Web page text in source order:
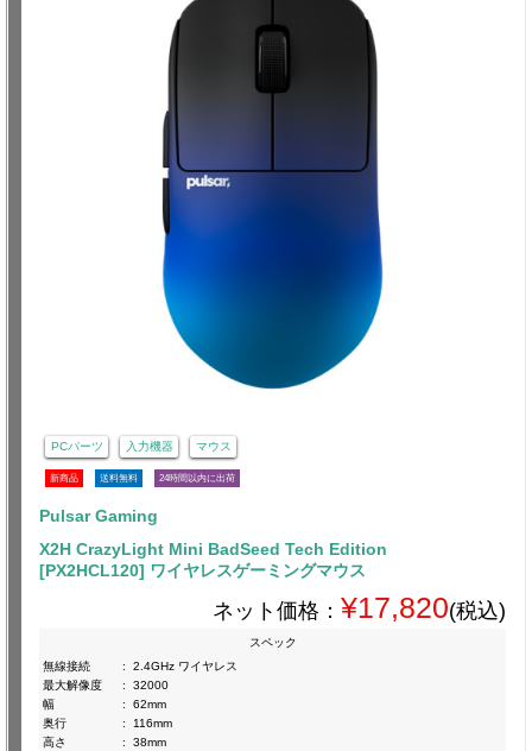
PCパーツ 入力機器 マウス
新商品 送料無料 24時間以内に出荷
Pulsar Gaming
X2H CrazyLight Mini BadSeed Tech Edition
[PX2HCL120] ワイヤレスゲーミングマウス
ネット価格： ¥17,820(税込)
スペック
無線接続
:
2.4GHz ワイヤレス
最大解像度
:
32000
幅
:
62mm
奥行
:
116mm
高さ
:
38mm